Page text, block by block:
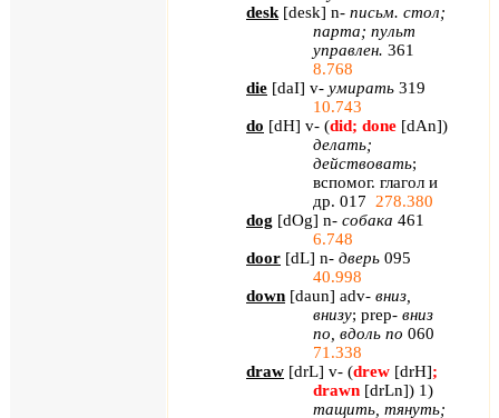
desk [desk] n- письм. стол;
парта; пульт
управлен. 361
8.768
die [daI] v- умирать 319
10.743
do [dH] v- (did; done [dAn])
делать;
действовать;
вспомог. глагол и
др. 017 278.380
dog [dOg] n- собака 461
6.748
door [dL] n- дверь 095
40.998
down [daun] adv- вниз,
внизу; prep- вниз
по, вдоль по 060
71.338
draw [drL] v- (drew [drH];
drawn [drLn]) 1)
тащить, тянуть;